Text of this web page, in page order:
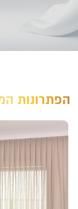
הפתרונות